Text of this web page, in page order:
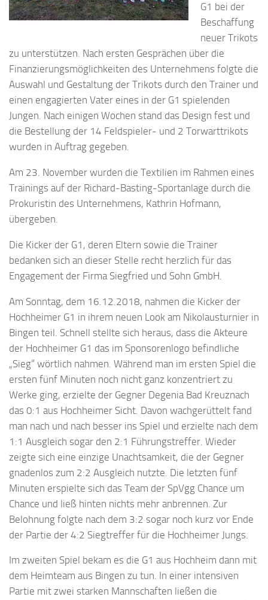
G1 bei der
Beschaffung
neuer Trikots
zu unterstützen. Nach ersten Gesprächen über die
Finanzierungsmöglichkeiten des Unternehmens folgte die
Auswahl und Gestaltung der Trikots durch den Trainer und
einen engagierten Vater eines in der G1 spielenden
Jungen. Nach einigen Wochen stand das Design fest und
die Bestellung der 14 Feldspieler- und 2 Torwarttrikots
wurden in Auftrag gegeben.
Am 23. November wurden die Textilien im Rahmen eines
Trainings auf der Richard-Basting-Sportanlage durch die
Prokuristin des Unternehmens, Kathrin Hofmann,
übergeben.
Die Kicker der G1, deren Eltern sowie die Trainer
bedanken sich an dieser Stelle recht herzlich für das
Engagement der Firma Siegfried und Sohn GmbH.
Am Sonntag, dem 16.12.2018, nahmen die Kicker der
Hochheimer G1 in ihrem neuen Look am Nikolausturnier in
Bingen teil. Schnell stellte sich heraus, dass die Akteure
der Hochheimer G1 das im Sponsorenlogo befindliche
„Sieg“ wörtlich nahmen. Während man im ersten Spiel die
ersten fünf Minuten noch nicht ganz konzentriert zu
Werke ging, erzielte der Gegner Degenia Bad Kreuznach
das 0:1 aus Hochheimer Sicht. Davon wachgerüttelt fand
man nach und nach besser ins Spiel und erzielte nach dem
1:1 Ausgleich sogar den 2:1 Führungstreffer. Wieder
zeigte sich eine einzige Unachtsamkeit, die der Gegner
gnadenlos zum 2:2 Ausgleich nutzte. Die letzten fünf
Minuten erspielte sich das Team der SpVgg Chance um
Chance und ließ hinten nichts mehr anbrennen. Zur
Belohnung folgte nach dem 3:2 sogar noch kurz vor Ende
der Partie der 4:2 Siegtreffer für die Hochheimer Jungs.
Im zweiten Spiel bekam es die G1 aus Hochheim dann mit
dem Heimteam aus Bingen zu tun. In einer intensiven
Partie mit zwei starken Mannschaften ließen die